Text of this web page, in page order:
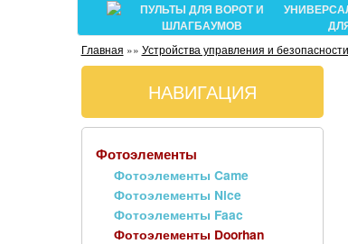
ПУЛЬТЫ ДЛЯ ВОРОТ И
ШЛАГБАУМОВ
Главная »» Устройства управления и безопасности
НАВИГАЦИЯ
Фотоэлементы
Фотоэлементы Came
Фотоэлементы Nice
Фотоэлементы Faac
Фотоэлементы Doorhan